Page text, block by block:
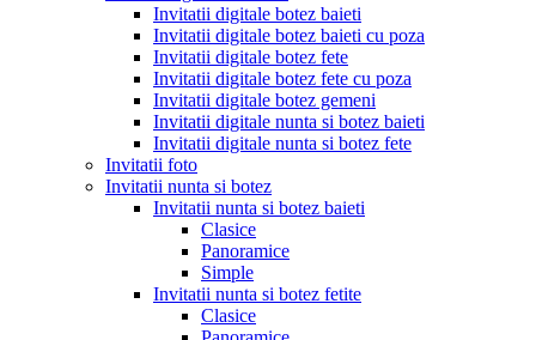
Invitatii digitale botez baieti
Invitatii digitale botez baieti cu poza
Invitatii digitale botez fete
Invitatii digitale botez fete cu poza
Invitatii digitale botez gemeni
Invitatii digitale nunta si botez baieti
Invitatii digitale nunta si botez fete
Invitatii foto
Invitatii nunta si botez
Invitatii nunta si botez baieti
Clasice
Panoramice
Simple
Invitatii nunta si botez fetite
Clasice